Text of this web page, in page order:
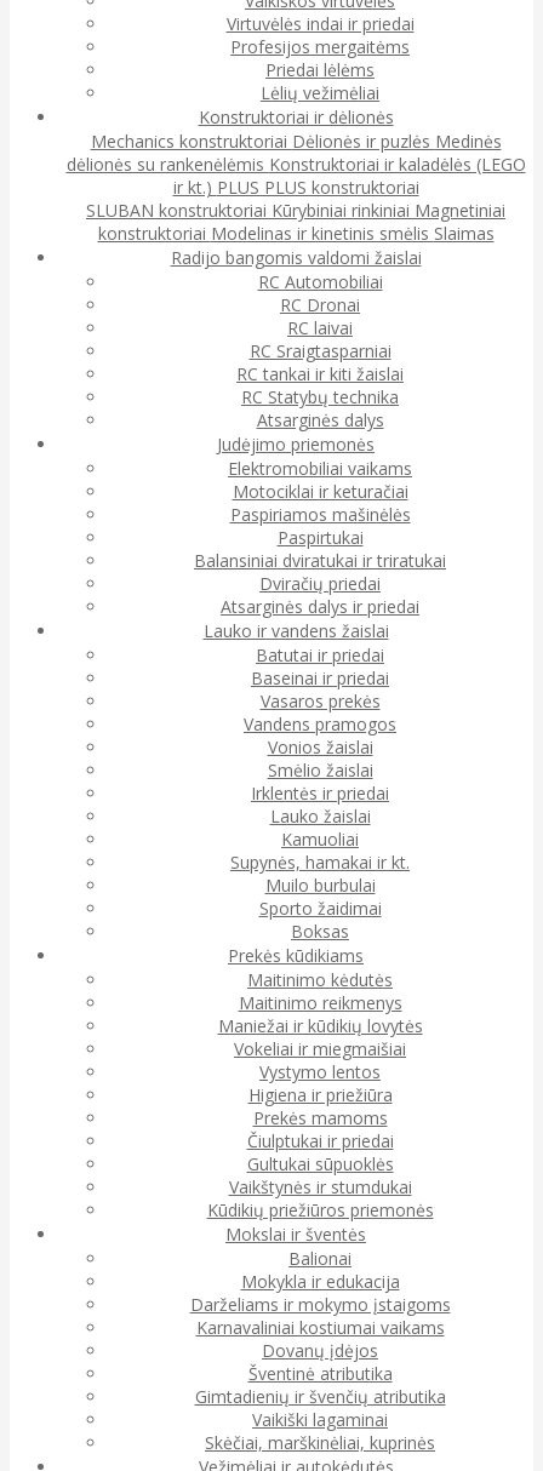
Virtuvėlės indai ir priedai
Profesijos mergaitėms
Priedai lėlėms
Lėlių vežimėliai
Konstruktoriai ir dėlionės
Mechanics konstruktoriai Dėlionės ir puzlės Medinės
dėlionės su rankenėlėmis Konstruktoriai ir kaladėlės (LEGO
ir kt.) PLUS PLUS konstruktoriai
SLUBAN konstruktoriai Kūrybiniai rinkiniai Magnetiniai
konstruktoriai Modelinas ir kinetinis smėlis Slaimas
Radijo bangomis valdomi žaislai
RC Automobiliai
RC Dronai
RC laivai
RC Sraigtasparniai
RC tankai ir kiti žaislai
RC Statybų technika
Atsarginės dalys
Judėjimo priemonės
Elektromobiliai vaikams
Motociklai ir keturačiai
Paspiriamos mašinėlės
Paspirtukai
Balansiniai dviratukai ir triratukai
Dviračių priedai
Atsarginės dalys ir priedai
Lauko ir vandens žaislai
Batutai ir priedai
Baseinai ir priedai
Vasaros prekės
Vandens pramogos
Vonios žaislai
Smėlio žaislai
Irklentės ir priedai
Lauko žaislai
Kamuoliai
Supynės, hamakai ir kt.
Muilo burbulai
Sporto žaidimai
Boksas
Prekės kūdikiams
Maitinimo kėdutės
Maitinimo reikmenys
Maniežai ir kūdikių lovytės
Vokeliai ir miegmaišiai
Vystymo lentos
Higiena ir priežiūra
Prekės mamoms
Čiulptukai ir priedai
Gultukai sūpuoklės
Vaikštynės ir stumdukai
Kūdikių priežiūros priemonės
Mokslai ir šventės
Balionai
Mokykla ir edukacija
Darželiams ir mokymo įstaigoms
Karnavaliniai kostiumai vaikams
Dovanų įdėjos
Šventinė atributika
Gimtadienių ir švenčių atributika
Vaikiški lagaminai
Skėčiai, marškinėliai, kuprinės
Vežimėliai ir autokėdutės